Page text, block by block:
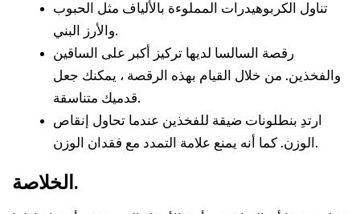
تناول الكربوهيدرات المملوءة بالألياف مثل الحبوب
والأرز البني.
رقصة السالسا لديها تركيز أكبر على الساقين
والفخذين. من خلال القيام بهذه الرقصة ، يمكنك جعل
قدميك متناسقة.
ارتدِ بنطلونات ضيقة للفخذين عندما تحاول إنقاص
الوزن. كما أنه يمنع علامة التمدد مع فقدان الوزن.
الخلاصة.